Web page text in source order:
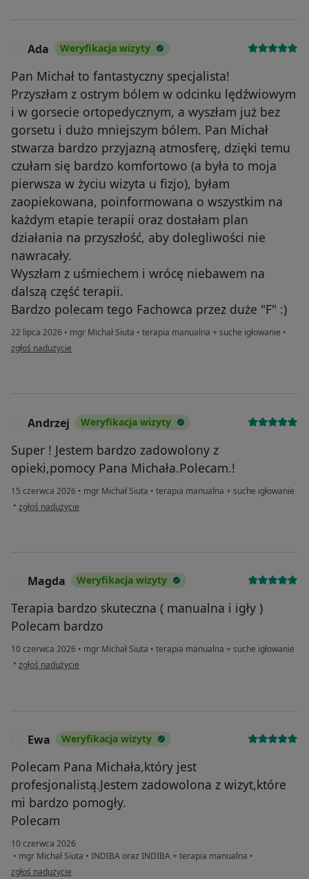
Ada Weryfikacja wizyty
Pan Michał to fantastyczny specjalista!
Przyszłam z ostrym bólem w odcinku lędźwiowym
i w gorsecie ortopedycznym, a wyszłam już bez
gorsetu i dużo mniejszym bólem. Pan Michał
stwarza bardzo przyjazną atmosferę, dzięki temu
czułam się bardzo komfortowo (a była to moja
pierwsza w życiu wizyta u fizjo), byłam
zaopiekowana, poinformowana o wszystkim na
każdym etapie terapii oraz dostałam plan
działania na przyszłość, aby dolegliwości nie
nawracały.
Wyszłam z uśmiechem i wrócę niebawem na
dalszą część terapii.
Bardzo polecam tego Fachowca przez duże "F" :)
22 lipca 2026 • mgr Michał Siuta • terapia manualna + suche igłowanie •
w opinii użytkownika Ada
zgłoś nadużycie
Andrzej Weryfikacja wizyty
Super ! Jestem bardzo zadowolony z
opieki,pomocy Pana Michała.Polecam.!
15 czerwca 2026 • mgr Michał Siuta • terapia manualna + suche igłowanie
• w opinii użytkownika Andrzej
zgłoś nadużycie
Magda Weryfikacja wizyty
Terapia bardzo skuteczna ( manualna i igły )
Polecam bardzo
10 czerwca 2026 • mgr Michał Siuta • terapia manualna + suche igłowanie
• w opinii użytkownika Magda
zgłoś nadużycie
Ewa Weryfikacja wizyty
Polecam Pana Michała,który jest
profesjonalistą.Jestem zadowolona z wizyt,które
mi bardzo pomogły.
Polecam
10 czerwca 2026
• mgr Michał Siuta • INDIBA oraz INDIBA + terapia manualna •
w opinii użytkownika Ewa
zgłoś nadużycie